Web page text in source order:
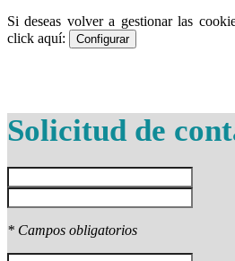
Si deseas volver a gestionar las
click aquí:
Configurar
Solicitud de
* Campos obligatorios